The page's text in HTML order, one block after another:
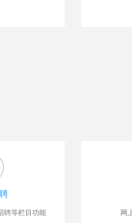
聘等栏目功能 网